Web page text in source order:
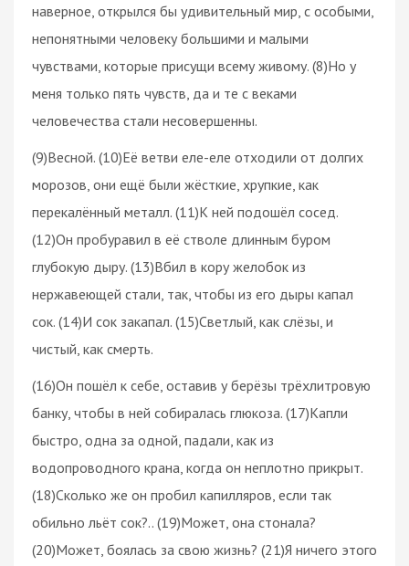
наверное, открылся бы удивительный мир, с особыми,
непонятными человеку большими и малыми
чувствами, которые присущи всему живому. (8)Но у
меня только пять чувств, да и те с веками
человечества стали несовершенны.
(9)Весной. (10)Её ветви еле-еле отходили от долгих
морозов, они ещё были жёсткие, хрупкие, как
перекалённый металл. (11)К ней подошёл сосед.
(12)Он пробуравил в её стволе длинным буром
глубокую дыру. (13)Вбил в кору желобок из
нержавеющей стали, так, чтобы из его дыры капал
сок. (14)И сок закапал. (15)Светлый, как слёзы, и
чистый, как смерть.
(16)Он пошёл к себе, оставив у берёзы трёхлитровую
банку, чтобы в ней собиралась глюкоза. (17)Капли
быстро, одна за одной, падали, как из
водопроводного крана, когда он неплотно прикрыт.
(18)Сколько же он пробил капилляров, если так
обильно льёт сок?.. (19)Может, она стонала?
(20)Может, боялась за свою жизнь? (21)Я ничего этого